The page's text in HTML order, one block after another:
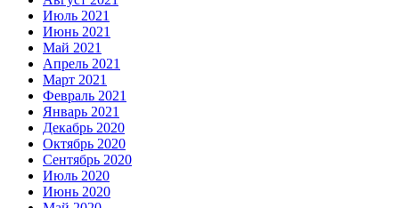
Июль 2021
Июнь 2021
Май 2021
Апрель 2021
Март 2021
Февраль 2021
Январь 2021
Декабрь 2020
Октябрь 2020
Сентябрь 2020
Июль 2020
Июнь 2020